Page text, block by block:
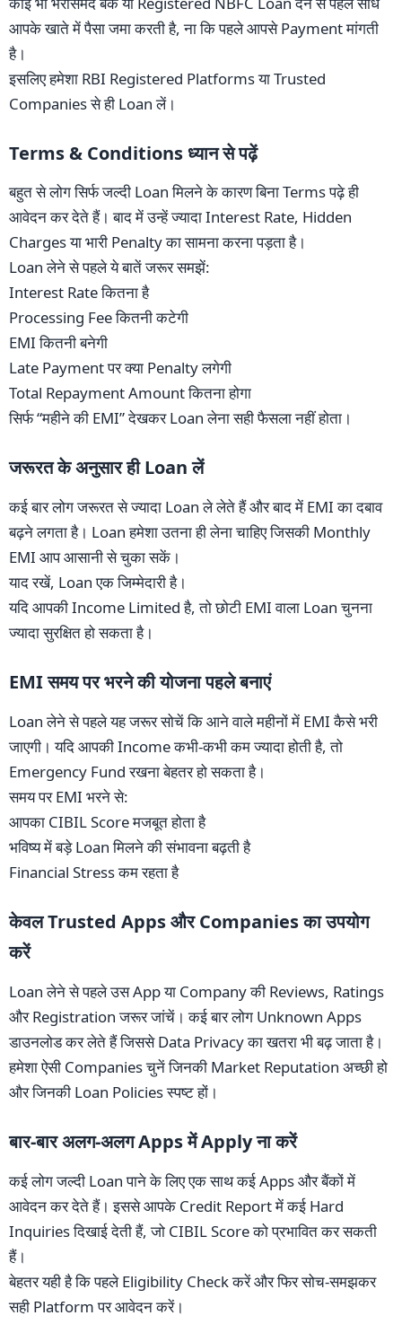
आपके खाते में पैसा जमा करती है, ना कि पहले आपसे Payment मांगती
है।
इसलिए हमेशा RBI Registered Platforms या Trusted
Companies से ही Loan लें।
Terms & Conditions ध्यान से पढ़ें
बहुत से लोग सिर्फ जल्दी Loan मिलने के कारण बिना Terms पढ़े ही
आवेदन कर देते हैं। बाद में उन्हें ज्यादा Interest Rate, Hidden
Charges या भारी Penalty का सामना करना पड़ता है।
Loan लेने से पहले ये बातें जरूर समझें:
Interest Rate कितना है
Processing Fee कितनी कटेगी
EMI कितनी बनेगी
Late Payment पर क्या Penalty लगेगी
Total Repayment Amount कितना होगा
सिर्फ “महीने की EMI” देखकर Loan लेना सही फैसला नहीं होता।
जरूरत के अनुसार ही Loan लें
कई बार लोग जरूरत से ज्यादा Loan ले लेते हैं और बाद में EMI का दबाव
बढ़ने लगता है। Loan हमेशा उतना ही लेना चाहिए जिसकी Monthly
EMI आप आसानी से चुका सकें।
याद रखें, Loan एक जिम्मेदारी है।
यदि आपकी Income Limited है, तो छोटी EMI वाला Loan चुनना
ज्यादा सुरक्षित हो सकता है।
EMI समय पर भरने की योजना पहले बनाएं
Loan लेने से पहले यह जरूर सोचें कि आने वाले महीनों में EMI कैसे भरी
जाएगी। यदि आपकी Income कभी-कभी कम ज्यादा होती है, तो
Emergency Fund रखना बेहतर हो सकता है।
समय पर EMI भरने से:
आपका CIBIL Score मजबूत होता है
भविष्य में बड़े Loan मिलने की संभावना बढ़ती है
Financial Stress कम रहता है
केवल Trusted Apps और Companies का उपयोग
करें
Loan लेने से पहले उस App या Company की Reviews, Ratings
और Registration जरूर जांचें। कई बार लोग Unknown Apps
डाउनलोड कर लेते हैं जिससे Data Privacy का खतरा भी बढ़ जाता है।
हमेशा ऐसी Companies चुनें जिनकी Market Reputation अच्छी हो
और जिनकी Loan Policies स्पष्ट हों।
बार-बार अलग-अलग Apps में Apply ना करें
कई लोग जल्दी Loan पाने के लिए एक साथ कई Apps और बैंकों में
आवेदन कर देते हैं। इससे आपके Credit Report में कई Hard
Inquiries दिखाई देती हैं, जो CIBIL Score को प्रभावित कर सकती
हैं।
बेहतर यही है कि पहले Eligibility Check करें और फिर सोच-समझकर
सही Platform पर आवेदन करें।